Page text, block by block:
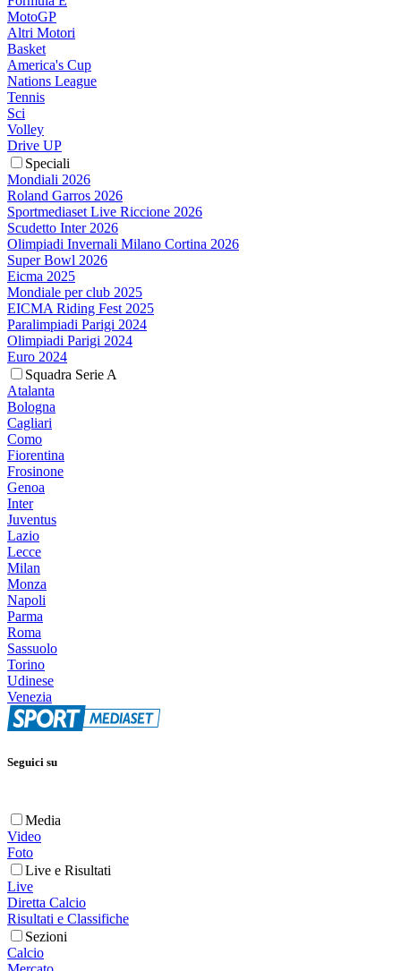
MotoGP
Altri Motori
Basket
America's Cup
Nations League
Tennis
Sci
Volley
Drive UP
Speciali
Mondiali 2026
Roland Garros 2026
Sportmediaset Live Riccione 2026
Scudetto Inter 2026
Olimpiadi Invernali Milano Cortina 2026
Super Bowl 2026
Eicma 2025
Mondiale per club 2025
EICMA Riding Fest 2025
Paralimpiadi Parigi 2024
Olimpiadi Parigi 2024
Euro 2024
Squadra Serie A
Atalanta
Bologna
Cagliari
Como
Fiorentina
Frosinone
Genoa
Inter
Juventus
Lazio
Lecce
Milan
Monza
Napoli
Parma
Roma
Sassuolo
Torino
Udinese
Venezia
Seguici su
Media
Video
Foto
Live e Risultati
Live
Diretta Calcio
Risultati e Classifiche
Sezioni
Calcio